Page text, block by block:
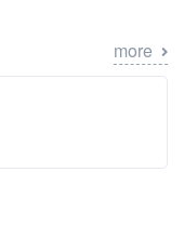
more